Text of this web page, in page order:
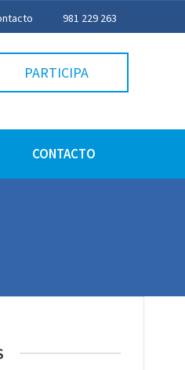
981 229 263
PARTICIPA
CONTACTO